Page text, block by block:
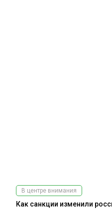
В центре внимания
Как санкции изменили